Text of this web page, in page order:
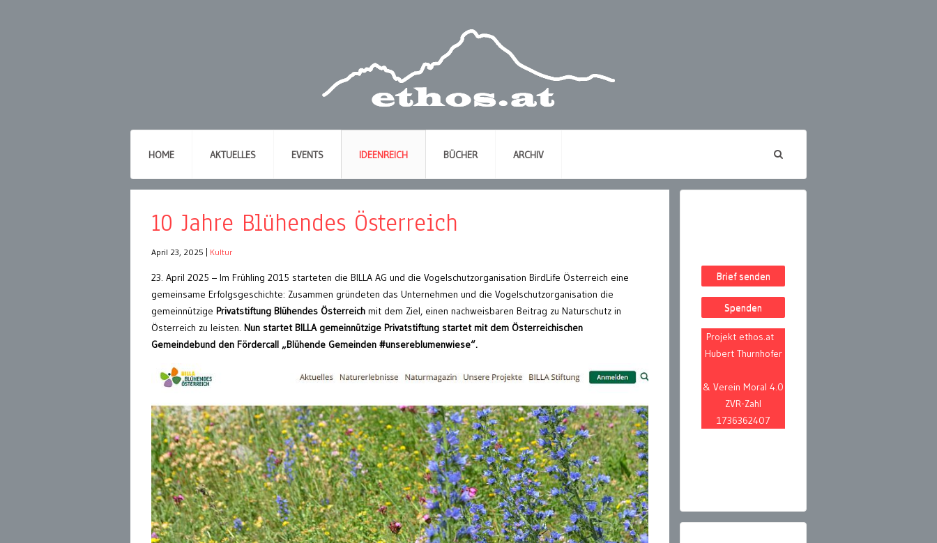
HOME AKTUELLES EVENTS IDEENREICH BÜCHER ARCHIV
10 Jahre Blühendes Österreich
April 23, 2025 Kultur
23. April 2025 – Im Frühling 2015 starteten die BILLA AG und die Vogelschutzorganisation BirdLife Österreich eine
gemeinsame Erfolgsgeschichte: Zusammen gründeten das Unternehmen und die Vogelschutzorganisation die
gemeinnützige Privatstiftung Blühendes Österreich mit dem Ziel, einen nachweisbaren Beitrag zu Naturschutz in
Österreich zu leisten. Nun startet BILLA gemeinnützige Privatstiftung startet mit dem Österreichischen
Gemeindebund den Fördercall „Blühende Gemeinden #unsereblumenwiese“.
Brief senden
Spenden
Projekt ethos.at
Hubert Thurnhofer
& Verein Moral 4.0
ZVR-Zahl
1736362407